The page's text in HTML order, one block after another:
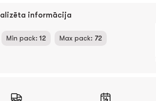
informācija
Min pack: 12 Max pack: 72